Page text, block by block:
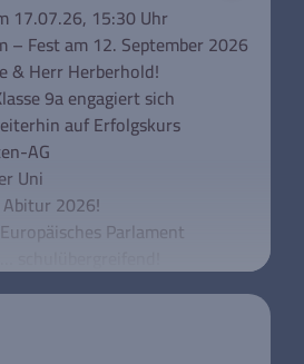
17.07.26, 15:30 Uhr
– Fest am 12. September 2026
& Herr Herberhold!
9a engagiert sich
auf Erfolgskurs
AG
Uni
2026!
Parlament
das Rathaus
Wolfgang Urban